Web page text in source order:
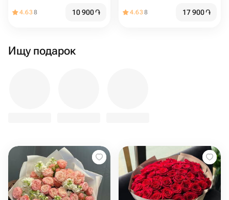
4.638 10 900֏ 4.638 17 900֏
Ищу подарок